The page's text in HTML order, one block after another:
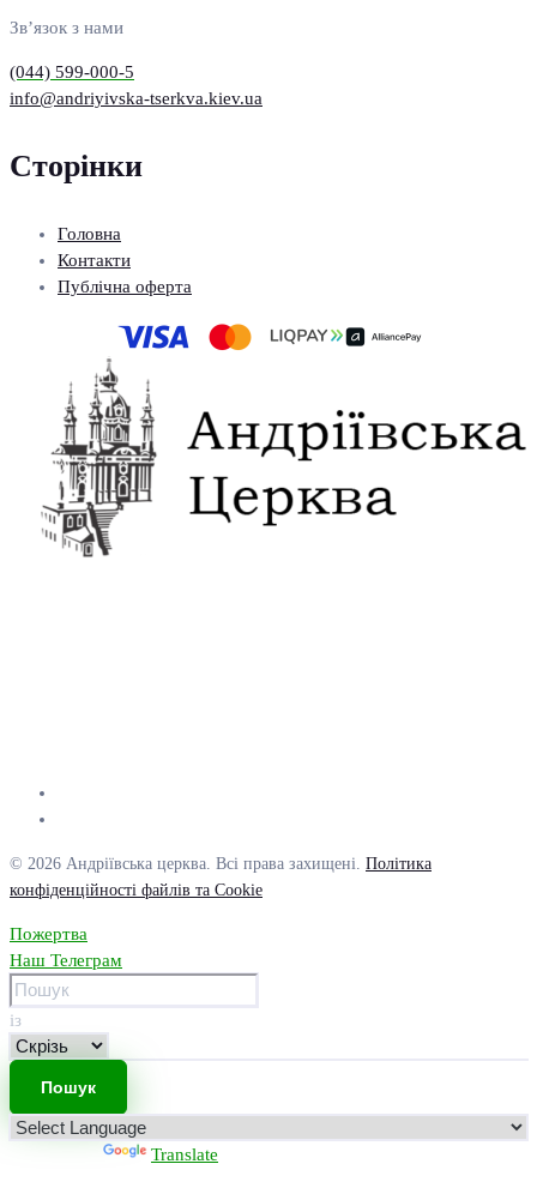
Зв’язок з нами
(044) 599-000-5
info@andriyivska-tserkva.kiev.ua
Сторінки
Головна
Контакти
Публічна оферта
© 2026 Андріївська церква. Всі права захищені. Політика
конфіденційності файлів та Cookie
Пожертва
Наш Телеграм
із
Translate